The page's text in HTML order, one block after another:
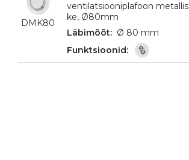
DMK80
ventilatsiooniplafoon
ke, Ø80mm
Ø 80 mm